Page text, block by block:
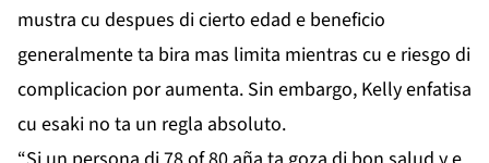
mustra cu despues di cierto edad e beneficio
generalmente ta bira mas limita mientras cu e riesgo di
complicacion por aumenta. Sin embargo, Kelly enfatisa
cu esaki no ta un regla absoluto.